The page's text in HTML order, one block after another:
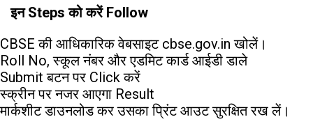
इन Steps को करें Follow
CBSE की आधिकारिक वेबसाइट cbse.gov.in खोलें।
Roll No, स्कूल नंबर और एडमिट कार्ड आईडी डाले
Submit बटन पर Click करें
स्क्रीन पर नजर आएगा Result
मार्कशीट डाउनलोड कर उसका प्रिंट आउट सुरक्षित रख लें।